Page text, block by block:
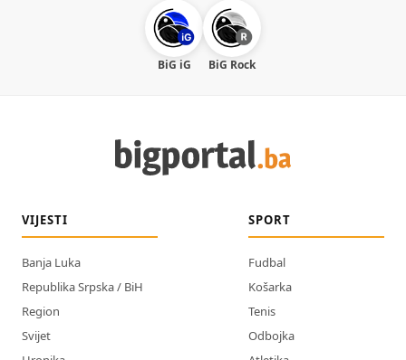
BiG iG BiG Rock
VIJESTI
Banja Luka
Republika Srpska / BiH
Region
Svijet
SPORT
Fudbal
Košarka
Tenis
Odbojka